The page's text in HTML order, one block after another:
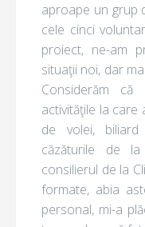
aproape un grup
cele cinci
proiect, ne-am
situaţii noi, dar
Considerăm
activităţile la care
de volei,
căzăturile de
consilierul de la
formate, abia
personal, mi-a